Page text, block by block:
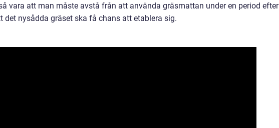
vara att man måste avstå från att använda gräsmattan under en period efter
det nysådda gräset ska få chans att etablera sig.